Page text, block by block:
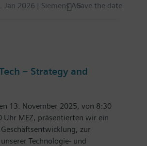
Jan 2026 | Siemens AGSave the date
– Strategy and
13. November 2025, von 8:30
Uhr MEZ, präsentierten wir ein
zur
Technologie- und